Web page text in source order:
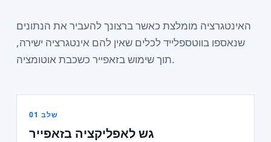
האינטגרציה מומלצת כאשר ברצונך להעביר את הנתונים
שנאספו בווטספלייד לכלים שאין להם אינטגרציה ישירה,
תוך שימוש בזאפייר כשכבת אוטומציה.
שלב 01
גש לאפליקציה בזאפייר